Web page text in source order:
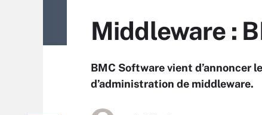
Middleware :
BMC Software vient d’annoncer
d’administration de middleware.